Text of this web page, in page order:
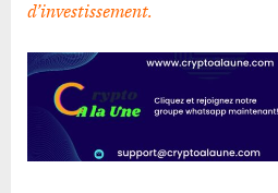
d’investissement.